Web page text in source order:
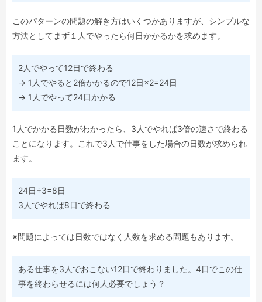
このパターンの問題の解き方はいくつかありますが、シンプルな
方法としてまず１人でやったら何日かかるかを求めます。
2人でやって12日で終わる
→ 1人でやると2倍かかるので12日×2=24日
→ 1人でやって24日かかる
1人でかかる日数がわかったら、3人でやれば3倍の速さで終わる
ことになります。これで3人で仕事をした場合の日数が求められ
ます。
24日÷3=8日
3人でやれば8日で終わる
※問題によっては日数ではなく人数を求める問題もあります。
ある仕事を3人でおこない12日で終わりました。4日でこの仕
事を終わらせるには何人必要でしょう？